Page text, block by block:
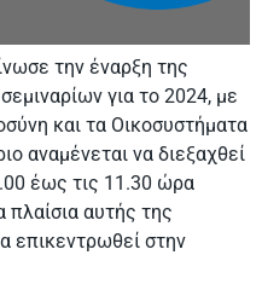
την έναρξη της
για το 2024, με
και τα Οικοσυστήματα
αναμένεται να διεξαχθεί
έως τις 11.30 ώρα
αυτής της
επικεντρωθεί στην